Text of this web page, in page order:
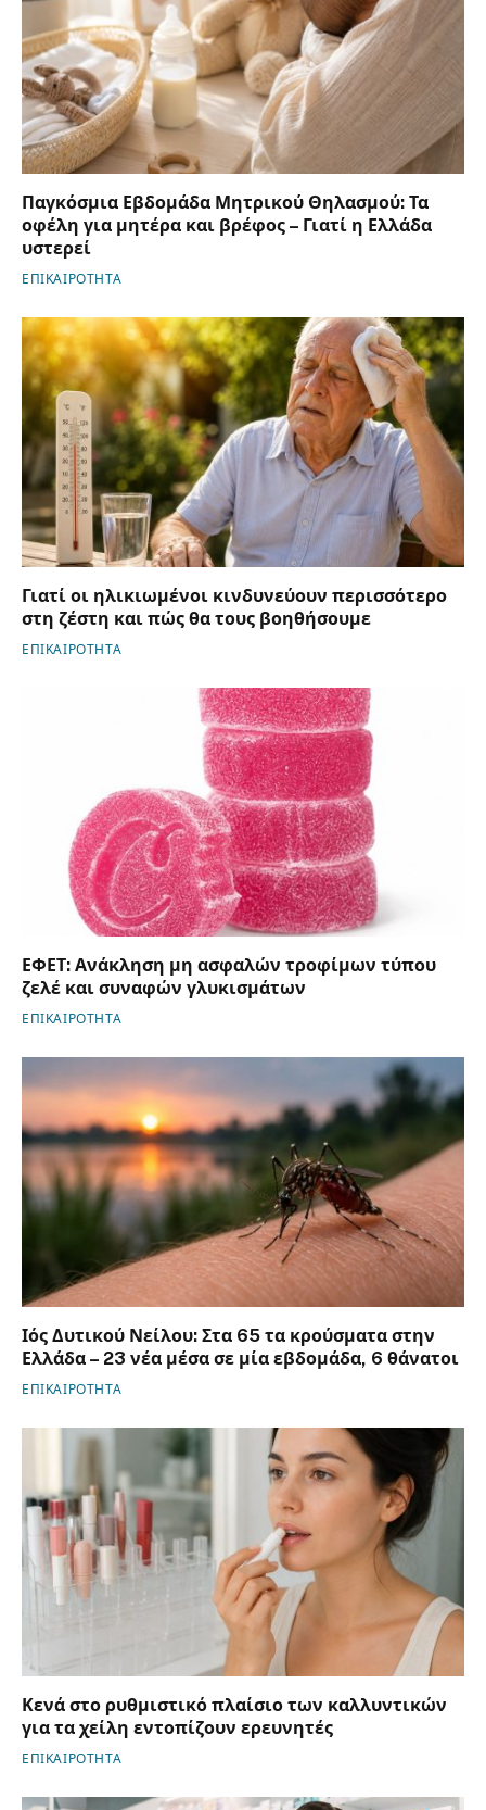
Παγκόσμια Εβδομάδα Μητρικού Θηλασμού: Τα
οφέλη για μητέρα και βρέφος – Γιατί η Ελλάδα
υστερεί
ΕΠΙΚΑΙΡΟΤΗΤΑ
Γιατί οι ηλικιωμένοι κινδυνεύουν περισσότερο
στη ζέστη και πώς θα τους βοηθήσουμε
ΕΠΙΚΑΙΡΟΤΗΤΑ
ΕΦΕΤ: Ανάκληση μη ασφαλών τροφίμων τύπου
ζελέ και συναφών γλυκισμάτων
ΕΠΙΚΑΙΡΟΤΗΤΑ
Ιός Δυτικού Νείλου: Στα 65 τα κρούσματα στην
Ελλάδα – 23 νέα μέσα σε μία εβδομάδα, 6 θάνατοι
ΕΠΙΚΑΙΡΟΤΗΤΑ
Κενά στο ρυθμιστικό πλαίσιο των καλλυντικών
για τα χείλη εντοπίζουν ερευνητές
ΕΠΙΚΑΙΡΟΤΗΤΑ